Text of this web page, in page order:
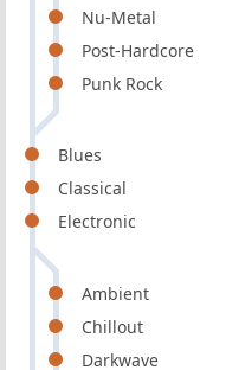
Nu-Metal
Post-Hardcore
Punk Rock
Blues
Classical
Electronic
Ambient
Chillout
Darkwave